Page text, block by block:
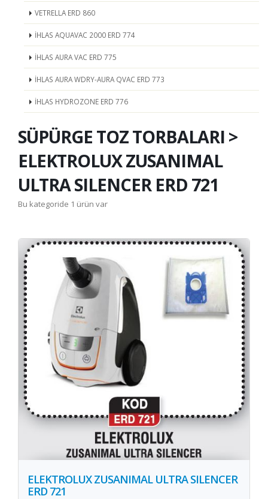
VETRELLA ERD 860
İHLAS AQUAVAC 2000 ERD 774
İHLAS AURA VAC ERD 775
İHLAS AURA WDRY-AURA QVAC ERD 773
İHLAS HYDROZONE ERD 776
SÜPÜRGE TOZ TORBALARI >
ELEKTROLUX ZUSANIMAL
ULTRA SILENCER ERD 721
Bu kategoride 1 ürün var
ELEKTROLUX ZUSANIMAL ULTRA SILENCER
ERD 721